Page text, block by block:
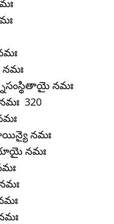
నమః
320
నమః
నమః